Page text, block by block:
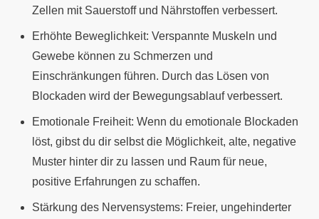
Zellen mit Sauerstoff und Nährstoffen verbessert.
Erhöhte Beweglichkeit: Verspannte Muskeln und
Gewebe können zu Schmerzen und
Einschränkungen führen. Durch das Lösen von
Blockaden wird der Bewegungsablauf verbessert.
Emotionale Freiheit: Wenn du emotionale Blockaden
löst, gibst du dir selbst die Möglichkeit, alte, negative
Muster hinter dir zu lassen und Raum für neue,
positive Erfahrungen zu schaffen.
Stärkung des Nervensystems: Freier, ungehinderter